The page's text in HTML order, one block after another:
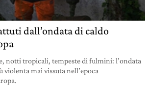
dall’ondata di caldo
notti tropicali, tempeste di fulmini: l’ondata
violenta mai vissuta nell’epoca